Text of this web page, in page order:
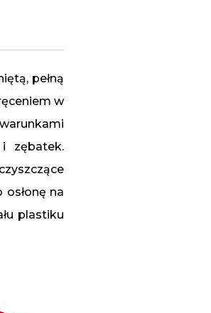
pełną
w
i zębatek.
osłonę na
plastiku